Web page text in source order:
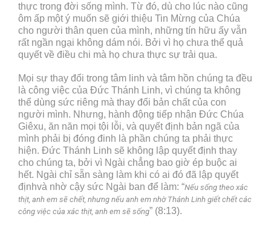
thực trong đời sống mình. Từ đó, dù cho lúc nào cũng
ôm ấp một ý muốn sẽ giới thiệu Tin Mừng của Chúa
cho người thân quen của mình, những tín hữu ấy vẫn
rất ngần ngại không dám nói. Bởi vì họ chưa thể quả
quyết về điều chi mà họ chưa thực sự trải qua.
Mọi sự thay đổi trong tâm linh và tâm hồn chúng ta đều
là công việc của Đức Thánh Linh, vì chúng ta không
thể dùng sức riêng mà thay đổi bản chất của con
người mình. Nhưng, hành động tiếp nhận Đức Chúa
Giêxu, ăn năn mọi tội lỗi, và quyết định bản ngã của
mình phải bị đóng đinh là phần chúng ta phải thực
hiện. Đức Thánh Linh sẽ không lập quyết định thay
cho chúng ta, bởi vì Ngài chẳng bao giờ ép buộc ai
hết. Ngài chỉ sẵn sàng làm khi có ai đó đã lập quyết
địnhvà nhờ cậy sức Ngài ban để làm: “Nếu sống theo xác
thịt, anh em sẽ chết, nhưng nếu anh em nhờ Thánh Linh giết chết các
công việc của xác thịt, anh em sẽ sống” (8:13).